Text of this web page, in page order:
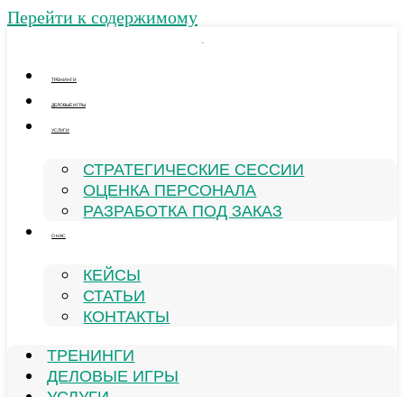
Перейти к содержимому
ТРЕНИНГИ
ДЕЛОВЫЕ ИГРЫ
УСЛУГИ
СТРАТЕГИЧЕСКИЕ СЕССИИ
ОЦЕНКА ПЕРСОНАЛА
РАЗРАБОТКА ПОД ЗАКАЗ
О НАС
КЕЙСЫ
СТАТЬИ
КОНТАКТЫ
ТРЕНИНГИ
ДЕЛОВЫЕ ИГРЫ